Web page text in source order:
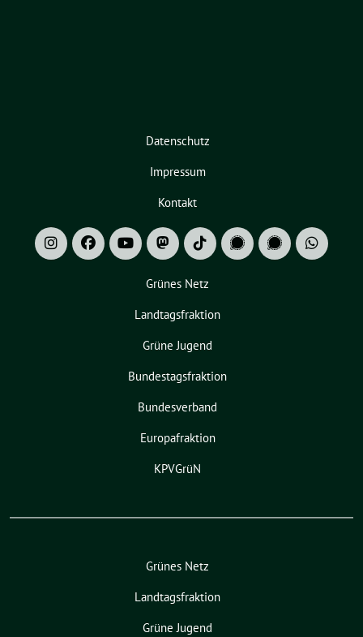
Datenschutz
Impressum
Kontakt
Grünes Netz
Landtagsfraktion
Grüne Jugend
Bundestagsfraktion
Bundesverband
Europafraktion
KPVGrüN
Grünes Netz
Landtagsfraktion
Grüne Jugend